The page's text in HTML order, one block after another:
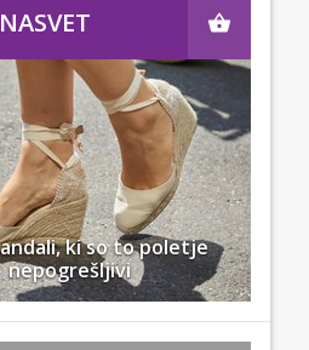
ki so to poletje
nepogrešljivi